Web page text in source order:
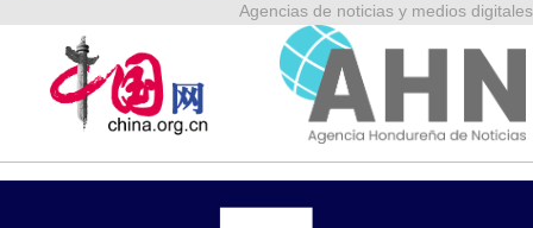
Agencias de noticias y medios digitales